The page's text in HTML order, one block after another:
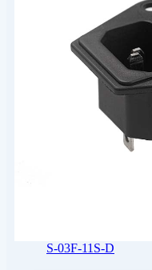
S-03F-11S-D